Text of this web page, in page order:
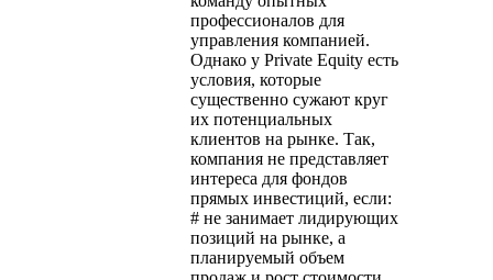
профессионалов для
управления компанией.
Однако у Private Equity есть
условия, которые
существенно сужают круг
их потенциальных
клиентов на рынке. Так,
компания не представляет
интереса для фондов
прямых инвестиций, если:
# не занимает лидирующих
позиций на рынке, а
планируемый объем